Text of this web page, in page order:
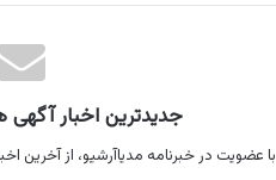
جدیدترین اخبار آگهی
با عضویت در خبرنامه مدیاآرشیو، از آخرین